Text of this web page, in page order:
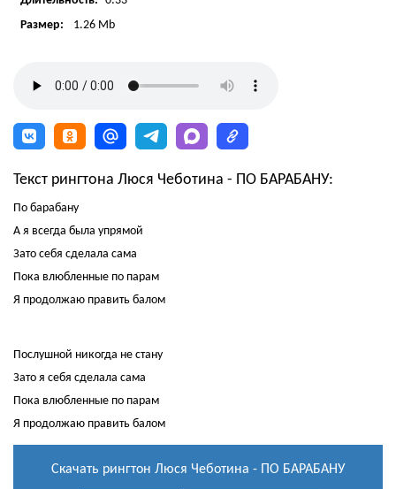
Размер:
1.26 Mb
Текст рингтона Люся Чеботина - ПО БАРАБАНУ:
По барабану
А я всегда была упрямой
Зато себя сделала сама
Пока влюбленные по парам
Я продолжаю править балом
Послушной никогда не стану
Зато я себя сделала сама
Пока влюбленные по парам
Я продолжаю править балом
Скачать рингтон Люся Чеботина - ПО БАРАБАНУ